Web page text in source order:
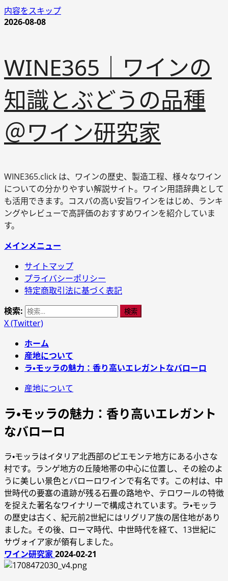
内容をスキップ
2026-08-08
WINE365｜ワインの
知識とぶどうの品種
＠ワイン研究家
WINE365.click は、ワインの歴史、製造工程、様々なワイン
についての分かりやすい解説サイト。ワイン用語辞典として
も活用できます。コスパの高い安旨ワインをはじめ、ランキ
ングやレビューで高評価のおすすめワインを紹介していま
す。
メインメニュー
サイトマップ
プライバシーポリシー
特定商取引法に基づく表記
検索:
X (Twitter)
ホーム
産地について
ラ・モッラの魅力：香り高いエレガントなバローロ
産地について
ラ・モッラの魅力：香り高いエレガント
なバローロ
ラ・モッラはイタリア北西部のピエモンテ地方にある小さな
村です。ランゲ地方の丘陵地帯の中心に位置し、その絵のよ
うに美しい景色とバローロワインで有名です。この村は、中
世時代の要塞の遺跡が残る石畳の路地や、テロワールの特徴
を捉えた著名なワイナリーで構成されています。ラ・モッラ
の歴史は古く、紀元前2世紀にはリグリア族の居住地があり
ました。その後、ローマ時代、中世時代を経て、13世紀に
サヴォイア家が領有しました。
ワイン研究家2024-02-21